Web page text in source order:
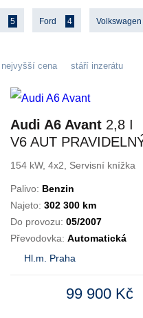
5 Ford 4 Volkswagen
nejvyšší cena stáří inzerátu
Audi A6 Avant 2,8 I
V6 AUT
SERVIS
154 kW, 4x2, Servisní knížka
Palivo: Benzin
Najeto: 302 300 km
Do provozu: 05/2007
Převodovka: Automatická
Hl.m. Praha
99 900 Kč